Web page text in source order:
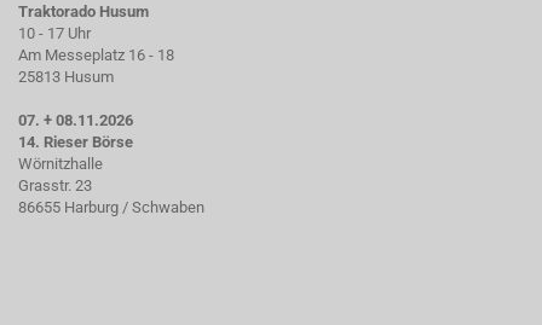
Traktorado Husum
10 - 17 Uhr
Am Messeplatz 16 - 18
25813 Husum
07. + 08.11.2026
14. Rieser Börse
Wörnitzhalle
Grasstr. 23
86655 Harburg / Schwaben